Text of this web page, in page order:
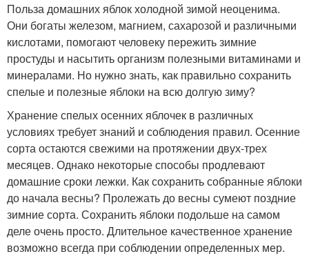
Польза домашних яблок холодной зимой неоценима.
Они богаты железом, магнием, сахарозой и различными
кислотами, помогают человеку пережить зимние
простуды и насытить организм полезными витаминами и
минералами. Но нужно знать, как правильно сохранить
спелые и полезные яблоки на всю долгую зиму?
Хранение спелых осенних яблочек в различных
условиях требует знаний и соблюдения правил. Осенние
сорта остаются свежими на протяжении двух-трех
месяцев. Однако некоторые способы продлевают
домашние сроки лежки. Как сохранить собранные яблоки
до начала весны? Пролежать до весны сумеют поздние
зимние сорта. Сохранить яблоки подольше на самом
деле очень просто. Длительное качественное хранение
возможно всегда при соблюдении определенных мер.